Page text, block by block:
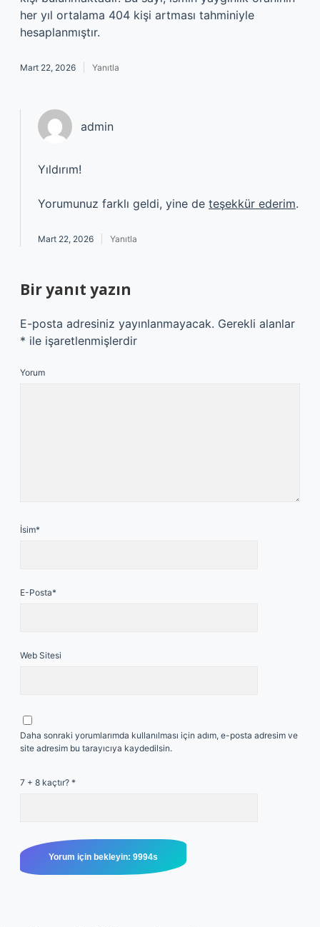
her yıl ortalama 404 kişi artması tahminiyle
hesaplanmıştır.
Mart 22, 2026 Yanıtla
admin
Yıldırım!
Yorumunuz farklı geldi, yine de teşekkür ederim.
Mart 22, 2026 Yanıtla
Bir yanıt yazın
E-posta adresiniz yayınlanmayacak. Gerekli alanlar
* ile işaretlenmişlerdir
Yorum
İsim*
E-Posta*
Web Sitesi
Daha sonraki yorumlarımda kullanılması için adım, e-posta adresim ve
site adresim bu tarayıcıya kaydedilsin.
7 + 8 kaçtır? *